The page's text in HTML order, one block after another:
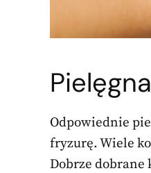
Odpowiednie
fryzurę. Wiele
Dobrze dobrane